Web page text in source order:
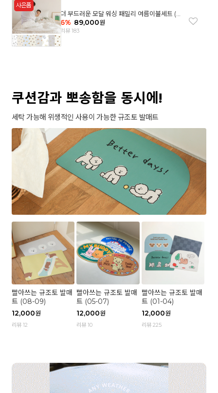
더 부드러운 모달 워싱 패밀리 여름이불세트 (8
컬러)
6% 89,000원
리뷰 183
쿠션감과 뽀송함을 동시에!
세탁 가능해 위생적인 사용이 가능한 규조토 발매트
빨아쓰는 규조토 발매
트 (08-09)
12,000원
리뷰 12
빨아쓰는 규조토 발매
트 (05-07)
12,000원
리뷰 10
빨아쓰는 규조토 발매
트 (01-04)
12,000원
리뷰 225